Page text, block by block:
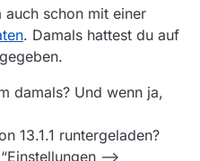
auch schon mit einer
. Damals hattest du auf
damals? Und wenn ja,
13.1.1 runtergeladen?
-->